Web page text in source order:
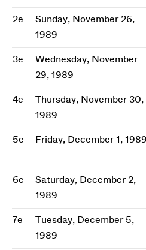
2e
Sunday, November 26,
1989
3e
Wednesday, November
29, 1989
4e
Thursday, November 30,
1989
5e Friday, December 1, 1989
6e
Saturday, December 2,
1989
7e
Tuesday, December 5,
1989